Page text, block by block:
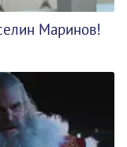
Маринов!